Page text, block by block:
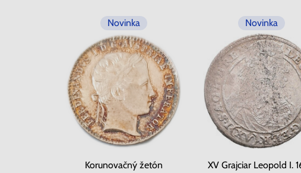
Novinka
Korunovačný žetón
Novinka
XV Grajciar Leopold I.